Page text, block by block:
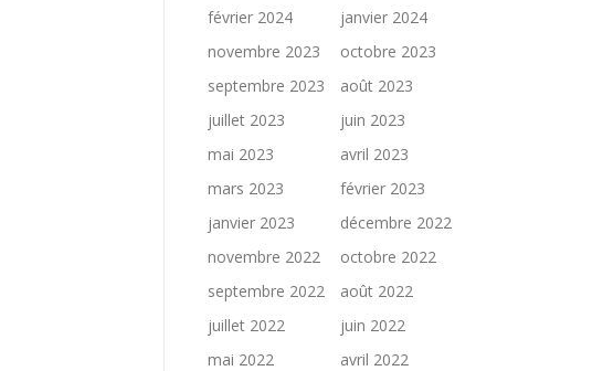
février 2024
janvier 2024
novembre 2023
octobre 2023
septembre 2023
août 2023
juillet 2023
juin 2023
mai 2023
avril 2023
mars 2023
février 2023
janvier 2023
décembre 2022
novembre 2022
octobre 2022
septembre 2022
août 2022
juillet 2022
juin 2022
mai 2022
avril 2022